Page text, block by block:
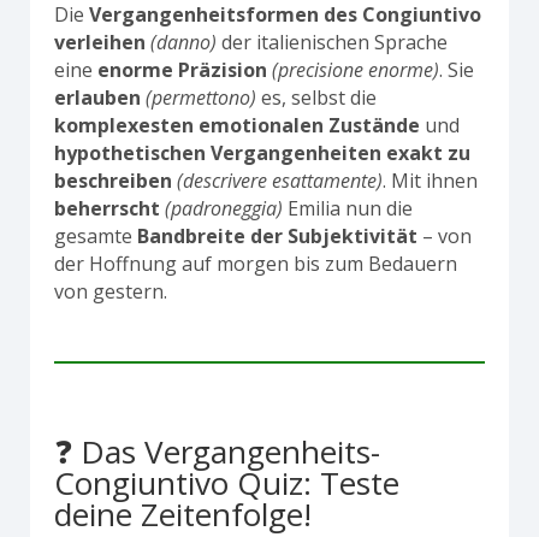
Die Vergangenheitsformen des Congiuntivo
verleihen (danno) der italienischen Sprache
eine enorme Präzision (precisione enorme). Sie
erlauben (permettono) es, selbst die
komplexesten emotionalen Zustände und
hypothetischen Vergangenheiten exakt zu
beschreiben (descrivere esattamente). Mit ihnen
beherrscht (padroneggia) Emilia nun die
gesamte Bandbreite der Subjektivität – von
der Hoffnung auf morgen bis zum Bedauern
von gestern.
❓ Das Vergangenheits-
Congiuntivo Quiz: Teste
deine Zeitenfolge!